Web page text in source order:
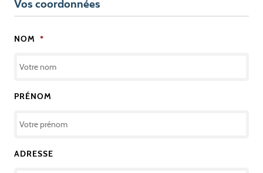
Vos coordonnées
NOM *
PRÉNOM
ADRESSE